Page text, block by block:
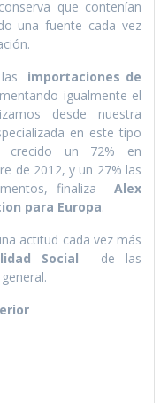
que contení­an
una fuente cada vez
importaciones de
igualmente el
desde nuestra
en este tipo
crecido un 72% en
de 2012, y un 27% las
finaliza Alex
para Europa.
actitud cada vez más
Social de las